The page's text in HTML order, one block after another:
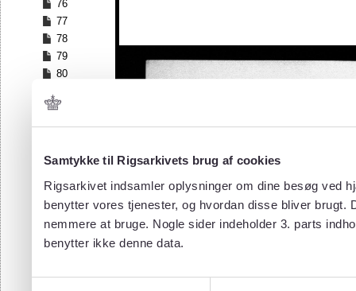
Samtykke til Rigsarkivets brug af cookies
Rigsarkivet indsamler oplysninger om dine besøg ved
benytter vores tjenester, og hvordan disse bliver
nemmere at bruge. Nogle sider indeholder 3. parts
benytter ikke denne data.
76
77
78
79
80
82
83
85
87
88
89
90